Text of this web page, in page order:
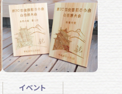
イベント